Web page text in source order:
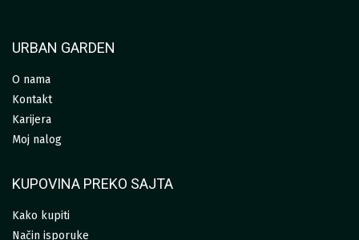
URBAN GARDEN
O nama
Kontakt
Karijera
Moj nalog
KUPOVINA PREKO SAJTA
Kako kupiti
Način isporuke